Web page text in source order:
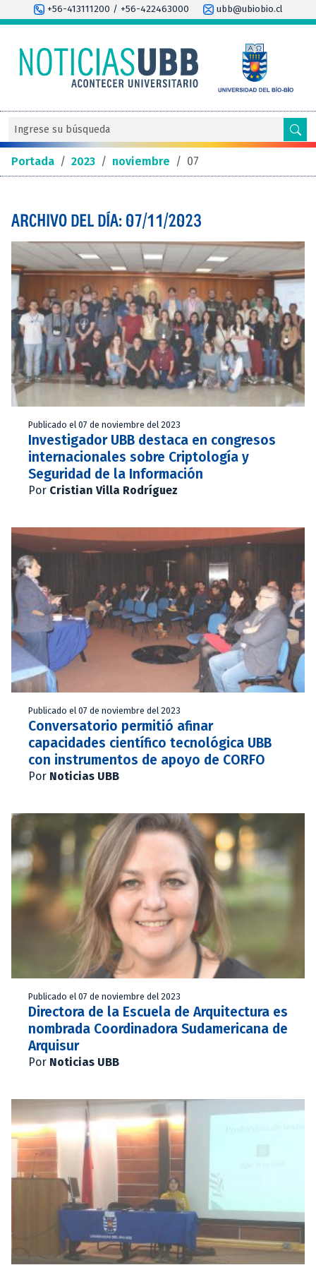
+56-413111200 / +56-422463000 ubb@ubiobio.cl
Portada / 2023 / noviembre / 07
ARCHIVO DEL DÍA: 07/11/2023
Publicado el 07 de noviembre del 2023
Investigador UBB destaca en congresos
internacionales sobre Criptología y
Seguridad de la Información
Por Cristian Villa Rodríguez
Publicado el 07 de noviembre del 2023
Conversatorio permitió afinar
capacidades científico tecnológica UBB
con instrumentos de apoyo de CORFO
Por Noticias UBB
Publicado el 07 de noviembre del 2023
Directora de la Escuela de Arquitectura es
nombrada Coordinadora Sudamericana de
Arquisur
Por Noticias UBB